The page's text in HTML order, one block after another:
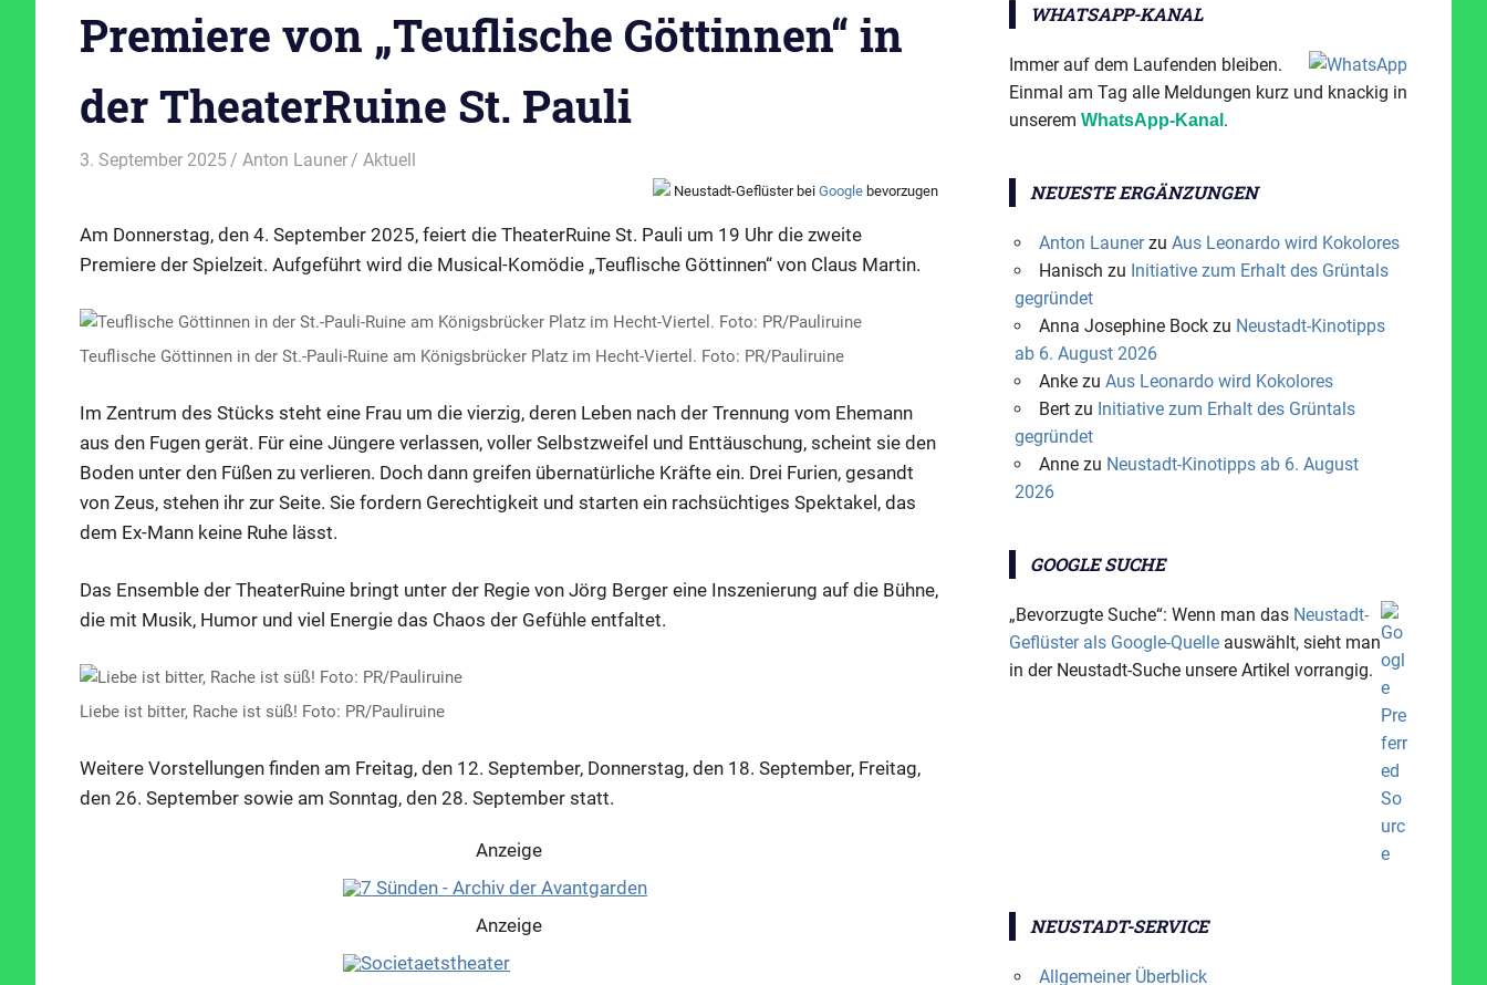
Premiere von „Teuflische Göttinnen“ in
der TheaterRuine St. Pauli
3. September 2025 Anton Launer Aktuell
Neustadt-Geflüster bei Google bevorzugen
Am Donnerstag, den 4. September 2025, feiert die TheaterRuine St. Pauli um 19 Uhr die zweite
Premiere der Spielzeit. Aufgeführt wird die Musical-Komödie „Teuflische Göttinnen“ von Claus Martin.
Teuflische Göttinnen in der St.-Pauli-Ruine am Königsbrücker Platz im Hecht-Viertel. Foto: PR/Pauliruine
Im Zentrum des Stücks steht eine Frau um die vierzig, deren Leben nach der Trennung vom Ehemann
aus den Fugen gerät. Für eine Jüngere verlassen, voller Selbstzweifel und Enttäuschung, scheint sie den
Boden unter den Füßen zu verlieren. Doch dann greifen übernatürliche Kräfte ein. Drei Furien, gesandt
von Zeus, stehen ihr zur Seite. Sie fordern Gerechtigkeit und starten ein rachsüchtiges Spektakel, das
dem Ex-Mann keine Ruhe lässt.
Das Ensemble der TheaterRuine bringt unter der Regie von Jörg Berger eine Inszenierung auf die Bühne,
die mit Musik, Humor und viel Energie das Chaos der Gefühle entfaltet.
Liebe ist bitter, Rache ist süß! Foto: PR/Pauliruine
Weitere Vorstellungen finden am Freitag, den 12. September, Donnerstag, den 18. September, Freitag,
den 26. September sowie am Sonntag, den 28. September statt.
Anzeige
Anzeige
WHATSAPP-KANAL
Immer auf dem Laufenden bleiben.
Einmal am Tag alle Meldungen kurz und knackig in
unserem WhatsApp-Kanal .
NEUESTE ERGÄNZUNGEN
Anton Launerzu Aus Leonardo wird Kokolores
Hanisch zu Initiative zum Erhalt des Grüntals
gegründet
Anna Josephine Bockzu Neustadt-Kinotipps
ab 6. August 2026
Ankezu Aus Leonardo wird Kokolores
Bertzu Initiative zum Erhalt des Grüntals
gegründet
Annezu Neustadt-Kinotipps ab 6. August
2026
GOOGLE SUCHE
„Bevorzugte Suche“: Wenn man das Neustadt-
Geflüster als Google-Quelle auswählt, sieht man
in der Neustadt-Suche unsere Artikel vorrangig.
NEUSTADT-SERVICE
Allgemeiner Überblick